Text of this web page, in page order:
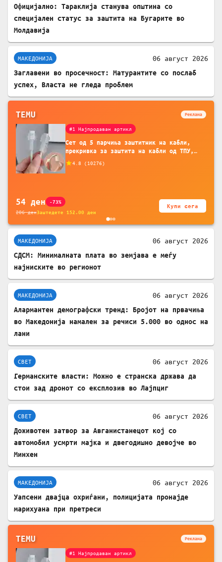
Официјално: Тараклија станува општина со
специјален статус за заштита на Бугарите во
Молдавија
МАКЕДОНИЈА 06 август 2026
Заглавени во просечност: Матурантите со послаб
успех, Власта не гледа проблем
TEMU Реклама
#1 Најпродаван артикл
Сет од 5 парчиња заштитник на кабли,
прекривка за заштита на кабли од ТПУ,
додатоци за заштита на кабли, без
батерија, за мобилни телефони, комплет
4.8 ( 10276)
54 ден -73%
206денЗаштедете 152.00 ден
Купи сега
МАКЕДОНИЈА 06 август 2026
СДСМ: Минималната плата во земјава е меѓу
најниските во регионот
МАКЕДОНИЈА 06 август 2026
Алармантен демографски тренд: Бројот на првачиња
во Македонија намален за речиси 5.000 во однос на
лани
СВЕТ 06 август 2026
Германските власти: Можно е странска држава да
стои зад дронот со експлозив во Лајпциг
СВЕТ 06 август 2026
Доживотен затвор за Авганистанецот кој со
автомобил усмрти мајка и двегодишно девојче во
Минхен
МАКЕДОНИЈА 06 август 2026
Уапсени двајца охриѓани, полицијата пронајде
марихуана при претреси
TEMU Реклама
#1 Најпродаван артикл